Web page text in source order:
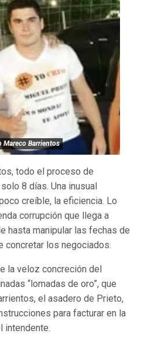
Mareco Barrientos
todo el proceso de
8 días. Una inusual
creíble, la eficiencia. Lo
corrupción que llega a
hasta manipular las fechas de
concretar los negociados.
la veloz concreción del
“lomadas de oro”, que
el asadero de Prieto,
para facturar en la
intendente.